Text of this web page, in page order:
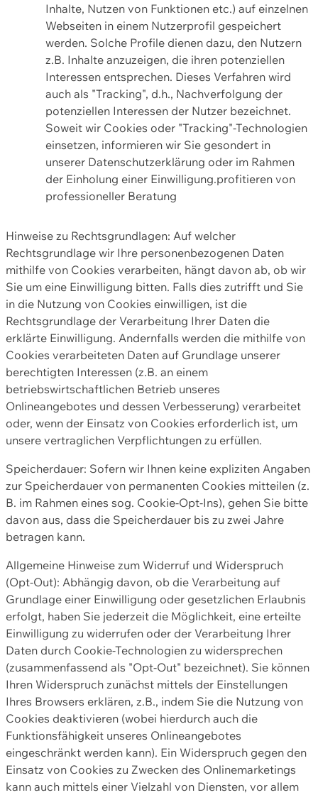
Inhalte, Nutzen von Funktionen etc.) auf einzelnen
Webseiten in einem Nutzerprofil gespeichert
werden. Solche Profile dienen dazu, den Nutzern
z.B. Inhalte anzuzeigen, die ihren potenziellen
Interessen entsprechen. Dieses Verfahren wird
auch als "Tracking", d.h., Nachverfolgung der
potenziellen Interessen der Nutzer bezeichnet.
Soweit wir Cookies oder "Tracking"-Technologien
einsetzen, informieren wir Sie gesondert in
unserer Datenschutzerklärung oder im Rahmen
der Einholung einer Einwilligung.profitieren von
professioneller Beratung
Hinweise zu Rechtsgrundlagen: Auf welcher
Rechtsgrundlage wir Ihre personenbezogenen Daten
mithilfe von Cookies verarbeiten, hängt davon ab, ob wir
Sie um eine Einwilligung bitten. Falls dies zutrifft und Sie
in die Nutzung von Cookies einwilligen, ist die
Rechtsgrundlage der Verarbeitung Ihrer Daten die
erklärte Einwilligung. Andernfalls werden die mithilfe von
Cookies verarbeiteten Daten auf Grundlage unserer
berechtigten Interessen (z.B. an einem
betriebswirtschaftlichen Betrieb unseres
Onlineangebotes und dessen Verbesserung) verarbeitet
oder, wenn der Einsatz von Cookies erforderlich ist, um
unsere vertraglichen Verpflichtungen zu erfüllen.
Speicherdauer: Sofern wir Ihnen keine expliziten Angaben
zur Speicherdauer von permanenten Cookies mitteilen (z.
B. im Rahmen eines sog. Cookie-Opt-Ins), gehen Sie bitte
davon aus, dass die Speicherdauer bis zu zwei Jahre
betragen kann.
Allgemeine Hinweise zum Widerruf und Widerspruch
(Opt-Out): Abhängig davon, ob die Verarbeitung auf
Grundlage einer Einwilligung oder gesetzlichen Erlaubnis
erfolgt, haben Sie jederzeit die Möglichkeit, eine erteilte
Einwilligung zu widerrufen oder der Verarbeitung Ihrer
Daten durch Cookie-Technologien zu widersprechen
(zusammenfassend als "Opt-Out" bezeichnet). Sie können
Ihren Widerspruch zunächst mittels der Einstellungen
Ihres Browsers erklären, z.B., indem Sie die Nutzung von
Cookies deaktivieren (wobei hierdurch auch die
Funktionsfähigkeit unseres Onlineangebotes
eingeschränkt werden kann). Ein Widerspruch gegen den
Einsatz von Cookies zu Zwecken des Onlinemarketings
kann auch mittels einer Vielzahl von Diensten, vor allem